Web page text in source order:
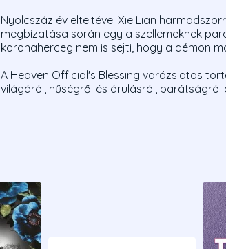
Nyolcszáz év elteltével Xie Lian
megbízatása során egy a szellemeknek
koronaherceg nem is sejti, hogy a démon
A Heaven Official's Blessing varázslatos
világáról, hűségről és árulásról,